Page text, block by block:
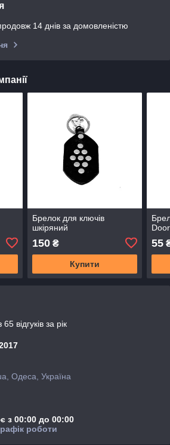
14 днів за домовленістю
Брелок для ключів
шкіряний
150₴
Купити
55
відгуків за рік
Одеса, Україна
з 00:00 до 00:00
роботи